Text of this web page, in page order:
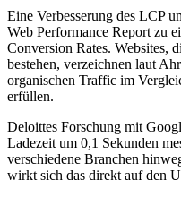
Eine Verbesserung des LCP
Web Performance Report zu
Conversion Rates. Websites,
bestehen, verzeichnen laut
organischen Traffic im
erfüllen.
Deloittes Forschung mit
Ladezeit um 0,1 Sekunden
verschiedene Branchen
wirkt sich das direkt auf den